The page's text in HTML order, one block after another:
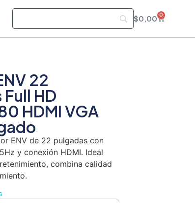
$0,00 0
22
HD
HDMI VGA
ENV de 22 pulgadas con
y conexión HDMI. Ideal
combina calidad